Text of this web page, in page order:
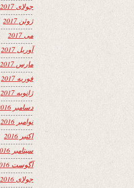
جولای 2017
ژوئن 2017
می 2017
آوریل 2017
مارس 2017
فوریه 2017
ژانویه 2017
دسامبر 2016
نوامبر 2016
اکتبر 2016
سپتامبر 2016
آگوست 2016
جولای 2016